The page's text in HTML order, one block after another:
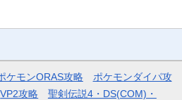
ケモンORAS攻略
ポケモンダイパ攻
VP2攻略
聖剣伝説4・DS(COM)・